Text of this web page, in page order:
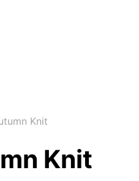
Knit
Knit